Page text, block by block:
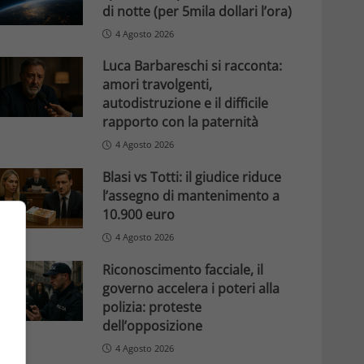
di notte (per 5mila dollari l’ora)
4 Agosto 2026
Luca Barbareschi si racconta:
amori travolgenti,
autodistruzione e il difficile
rapporto con la paternità
4 Agosto 2026
Blasi vs Totti: il giudice riduce
l’assegno di mantenimento a
10.900 euro
4 Agosto 2026
Riconoscimento facciale, il
governo accelera i poteri alla
polizia: proteste
dell’opposizione
4 Agosto 2026